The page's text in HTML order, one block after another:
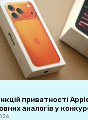
приватності
аналогів у